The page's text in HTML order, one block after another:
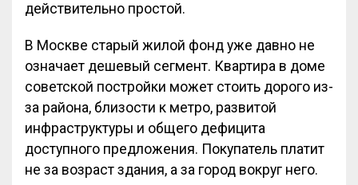
действительно простой.
В Москве старый жилой фонд уже давно не
означает дешевый сегмент. Квартира в доме
советской постройки может стоить дорого из-
за района, близости к метро, развитой
инфраструктуры и общего дефицита
доступного предложения. Покупатель платит
не за возраст здания, а за город вокруг него.